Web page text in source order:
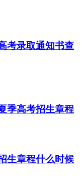
考录取通知书查
季高考招生章程
生章程什么时候